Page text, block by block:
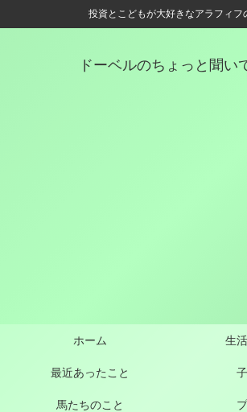
投資とこどもが大好きなアラフィフ
ドーベルのちょっと聞い
ホーム 生
最近あったこと
馬たちのこと